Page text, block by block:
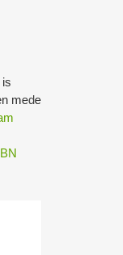
mede